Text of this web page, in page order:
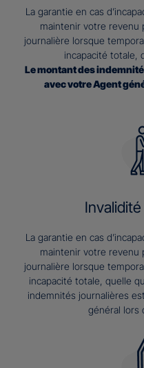
La garantie en cas
maintenir votre revenu
journalière lorsque
incapacité totale,
Le montant des
avec votre Agent
La garantie en cas
maintenir votre revenu
journalière lorsque
incapacité totale, quelle
indemnités journalières
général lors